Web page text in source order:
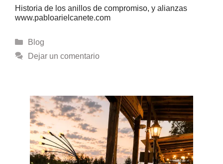
Historia de los anillos de compromiso, y alianzas
www.pabloarielcanete.com
Categorías
Blog
Dejar un comentario